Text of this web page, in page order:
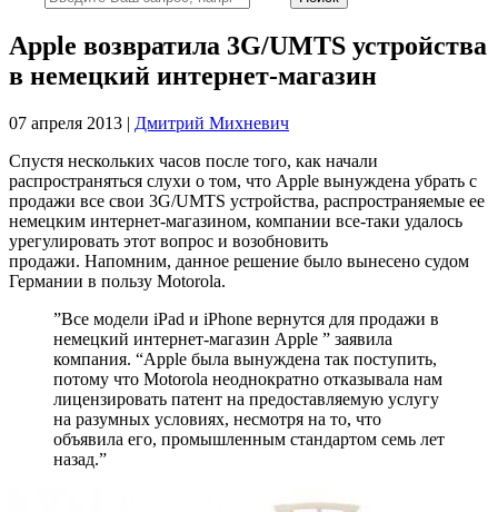
Apple возвратила 3G/UMTS устройства
в немецкий интернет-магазин
07 апреля 2013 | Дмитрий Михневич
Спустя нескольких часов после того, как начали
распространяться слухи о том, что Apple вынуждена убрать с
продажи все свои 3G/UMTS устройства, распространяемые ее
немецким интернет-магазином, компании все-таки удалось
урегулировать этот вопрос и возобновить
продажи. Напомним, данное решение было вынесено судом
Германии в пользу Motorola.
”Все модели iPad и iPhone вернутся для продажи в
немецкий интернет-магазин Apple ” заявила
компания. “Apple была вынуждена так поступить,
потому что Motorola неоднократно отказывала нам
лицензировать патент на предоставляемую услугу
на разумных условиях, несмотря на то, что
объявила его, промышленным стандартом семь лет
назад.”